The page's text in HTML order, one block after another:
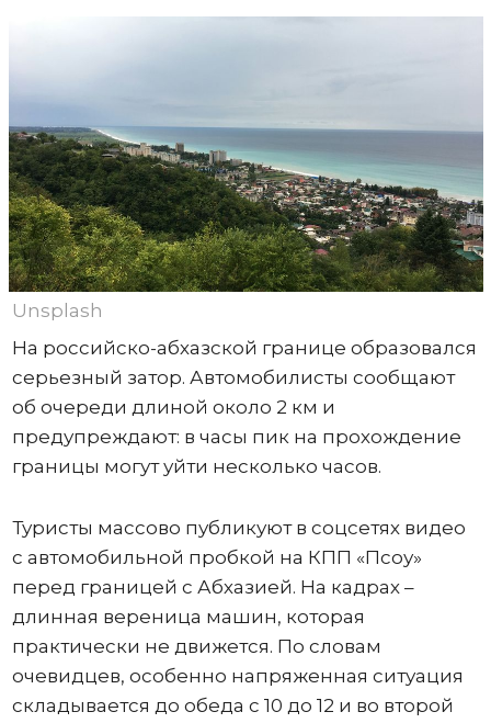
Unsplash
На российско-абхазской границе образовался
серьезный затор. Автомобилисты сообщают
об очереди длиной около 2 км и
предупреждают: в часы пик на прохождение
границы могут уйти несколько часов.
Туристы массово публикуют в соцсетях видео
с автомобильной пробкой на КПП «Псоу»
перед границей с Абхазией. На кадрах –
длинная вереница машин, которая
практически не движется. По словам
очевидцев, особенно напряженная ситуация
складывается до обеда с 10 до 12 и во второй